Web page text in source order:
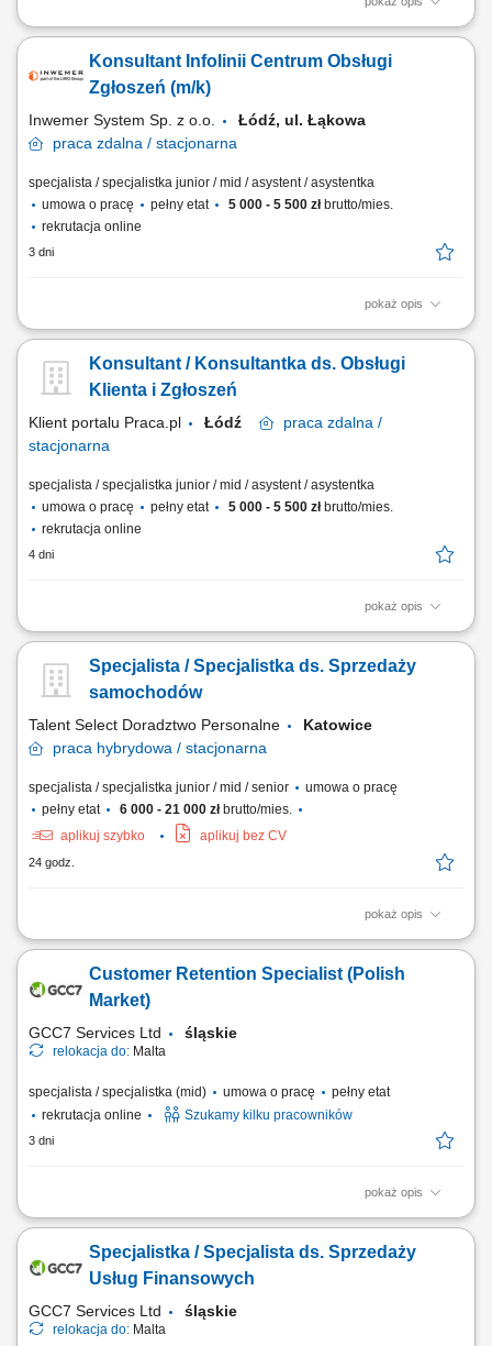
wykonywanie połączeń telefonicznych do klientów; aktywna sprzedaż
zachęcanie klientów do zakupu; informowanie klientów o programie,
terminach, lokalizacjach i dostępnych opcjach; doradzanie klientom i
Konsultant Infolinii Centrum Obsługi
Zgłoszeń (m/k)
Inwemer System Sp. z o.o.
Łódź, ul. Łąkowa
praca zdalna / stacjonarna
specjalista / specjalistka junior / mid / asystent / asystentka
umowa o pracę
pełny etat 5 000 - 5 500 złbrutto/mies.
rekrutacja online
3 dni
pokaż opis
Praca wg grafiku Godziny pracy: od 8:00 do 18:00, od pon. do pt. oraz w
Obowiązki: przyjmowanie zleceń od klientów firmy, przekazywanie do
realizacji, monitorowanie i raportowanie wykonania; obsługa reklamacji;
Konsultant / Konsultantka ds. Obsługi
Klienta i Zgłoszeń
Klient portalu Praca.pl Łódź praca zdalna /
stacjonarna
specjalista / specjalistka junior / mid / asystent / asystentka
umowa o pracę
pełny etat 5 000 - 5 500 złbrutto/mies.
rekrutacja online
4 dni
pokaż opis
przyjmowanie zgłoszeń i zleceń od klientów oraz przekazywanie ich do
realizacji zgłoszeń i przygotowywanie raportów, obsługa reklamacji oraz
wsparcie klientów w rozwiązywaniu bieżących spraw, przygotowywanie
Specjalista / Specjalistka ds. Sprzedaży
samochodów
Talent Select Doradztwo Personalne
Katowice
praca hybrydowa / stacjonarna
specjalista / specjalistka junior / mid / senior
umowa o pracę
pełny etat
6 000 - 21 000 złbrutto/mies.
aplikuj szybko
aplikuj bez CV
24 godz.
pokaż opis
Opis stanowiska: Prowadzenie sprzedaży nowych samochodów
brak konieczności pozyskiwania klientów. Badanie potrzeb klienta i
skuteczne dopasowanie oferty. Budowanie długotrwałych, pozytywnych
Customer Retention Specialist (Polish
Market)
GCC7 Services Ltd śląskie
relokacja do: Malta
specjalista / specjalistka (mid) umowa o pracę
pełny etat
rekrutacja online
Szukamy kilku pracowników
3 dni
pokaż opis
Twoje zadania: Prowadzenie rozmów telefonicznych z klientami
edukacją finansową. Budowanie trwałych relacji z klientami i rozwijanie
współpracy z partnerami biznesowymi. Realizacja planów
Specjalistka / Specjalista ds. Sprzedaży
Usług Finansowych
GCC7 Services Ltd śląskie
relokacja do: Malta